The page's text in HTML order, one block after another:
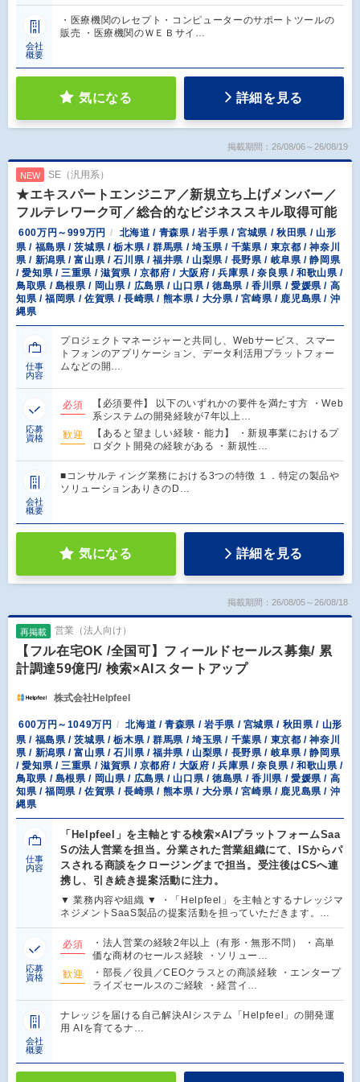
会社
概要
・医療機関のレセプト・コンピューターのサポートツールの
販売 ・医療機関のＷＥＢサイ…
気になる 詳細を見る
掲載期間：26/08/06～26/08/19
NEW SE（汎用系）
★エキスパートエンジニア／新規立ち上げメンバー／
フルテレワーク可／総合的なビジネススキル取得可能
600万円～999万円
北海道 / 青森県 / 岩手県 / 宮城県 / 秋田県 / 山形
県 / 福島県 / 茨城県 / 栃木県 / 群馬県 / 埼玉県 / 千葉県 / 東京都 / 神奈川
県 / 新潟県 / 富山県 / 石川県 / 福井県 / 山梨県 / 長野県 / 岐阜県 / 静岡県
/ 愛知県 / 三重県 / 滋賀県 / 京都府 / 大阪府 / 兵庫県 / 奈良県 / 和歌山県 /
鳥取県 / 島根県 / 岡山県 / 広島県 / 山口県 / 徳島県 / 香川県 / 愛媛県 / 高
知県 / 福岡県 / 佐賀県 / 長崎県 / 熊本県 / 大分県 / 宮崎県 / 鹿児島県 / 沖
縄県
仕事
内容
プロジェクトマネージャーと共同し、Webサービス、スマー
トフォンのアプリケーション、データ利活用プラットフォー
ムなどの開…
応募
資格
必須
【必須要件】 以下のいずれかの要件を満たす方 ・Web
系システムの開発経験が7年以上…
歓迎
【あると望ましい経験・能力】 ・新規事業におけるプ
ロダクト開発の経験がある ・新規性…
会社
概要
■コンサルティング業務における3つの特徴 １．特定の製品や
ソリューションありきのD…
気になる 詳細を見る
掲載期間：26/08/05～26/08/18
再掲載 営業（法人向け）
【フル在宅OK /全国可】フィールドセールス募集/ 累
計調達59億円/ 検索×AIスタートアップ
株式会社Helpfeel
600万円～1049万円
北海道 / 青森県 / 岩手県 / 宮城県 / 秋田県 / 山形
県 / 福島県 / 茨城県 / 栃木県 / 群馬県 / 埼玉県 / 千葉県 / 東京都 / 神奈川
県 / 新潟県 / 富山県 / 石川県 / 福井県 / 山梨県 / 長野県 / 岐阜県 / 静岡県
/ 愛知県 / 三重県 / 滋賀県 / 京都府 / 大阪府 / 兵庫県 / 奈良県 / 和歌山県 /
鳥取県 / 島根県 / 岡山県 / 広島県 / 山口県 / 徳島県 / 香川県 / 愛媛県 / 高
知県 / 福岡県 / 佐賀県 / 長崎県 / 熊本県 / 大分県 / 宮崎県 / 鹿児島県 / 沖
縄県
仕事
内容
「Helpfeel」を主軸とする検索×AIプラットフォームSaa
Sの法人営業を担当。分業された営業組織にて、ISからパ
スされる商談をクロージングまで担当。受注後はCSへ連
携し、引き続き提案活動に注力。
▼ 業務内容や組織 ▼ ・「Helpfeel」を主軸とするナレッジマ
ネジメントSaaS製品の提案活動を担っていただきます。…
応募
資格
必須
・法人営業の経験2年以上（有形・無形不問） ・高単
価な商材のセールス経験 ・ソリュー…
歓迎
・部長／役員／CEOクラスとの商談経験 ・エンタープ
ライズセールスのご経験 ・経営イ…
会社
概要
ナレッジを届ける自己解決AIシステム「Helpfeel」の開発運
用 AIを育てるナ…